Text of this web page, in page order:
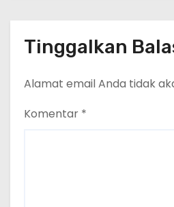
Tinggalkan
Alamat email Anda tidak
Komentar *